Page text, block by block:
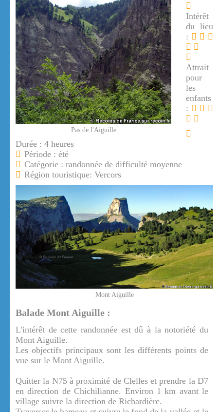
Pas de l'Aiguille
Intérêt
du lieu
:
Attrait
pour
les
enfants
:
Durée : 4 heures
Période : été
Catégorie : randonnée de difficulté moyenne
Région touristique: Vercors
Mont Aiguille
Balade Mont Aiguille :
L'intérêt de cette randonnée est dû à la notoriété du
Mont Aiguille.
Les objectifs principaux sont les différents points de
vue sur le Mont Aiguille.
Quitter la N75 à proximité de Clelles et prendre la D7
en direction de Chichilianne. Environ 1 km avant le
village suivre la direction de Richardière.